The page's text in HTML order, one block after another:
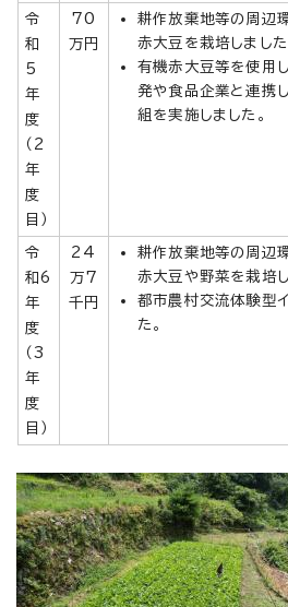
令
和
5
年
度
（2
年
度
目）
70
万円
耕作放棄地等の周辺
赤大豆を栽培しました
有機赤大豆等を使用
発や食品企業と連携
組を実施しました。
令
和6
年
度
（3
年
度
目）
24
万7
千円
耕作放棄地等の周辺
赤大豆や野菜を栽培し
都市農村交流体験型
た。